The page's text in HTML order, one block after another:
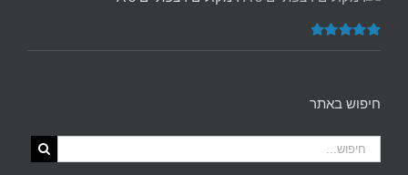
דורג5.00
חיפוש באתר